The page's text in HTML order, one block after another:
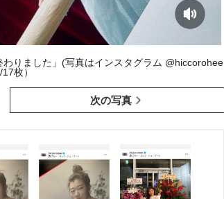
りました」(写真はインスタグラム @hiccorohee
枚）
次の写真